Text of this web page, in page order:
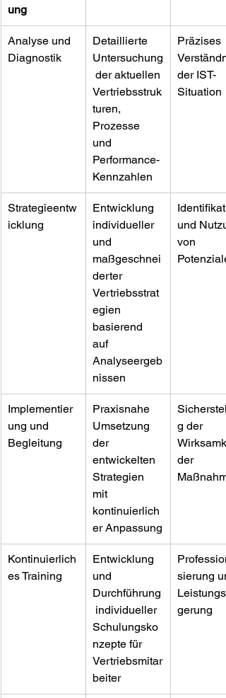
ung
Analyse und
Diagnostik
Detaillierte
Untersuchung
der aktuellen
Vertriebsstruk
turen,
Prozesse
und
Performance-
Kennzahlen
Präzises
der IST-
Situation
Strategieentw
icklung
Entwicklung
individueller
und
maßgeschnei
derter
Vertriebsstrat
egien
basierend
auf
Analyseergeb
nissen
und
von
Implementier
ung und
Begleitung
Praxisnahe
Umsetzung
der
entwickelten
Strategien
mit
kontinuierlich
er Anpassung
g der
der
Kontinuierlich
es Training
Entwicklung
und
Durchführung
individueller
Schulungsko
nzepte für
Vertriebsmitar
beiter
sierung
gerung